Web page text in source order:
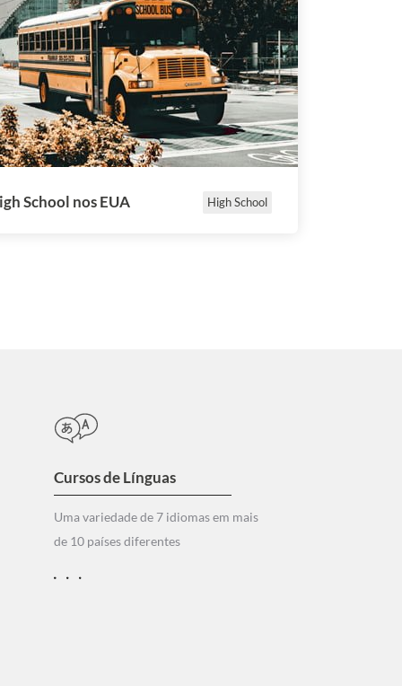
School nos EUA High School
Cursos de Línguas
Uma variedade de 7 idiomas em mais
de 10 países diferentes